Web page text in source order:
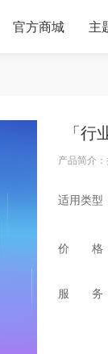
官方商城 主
「行
产品简介
适用类型
价 格
服 务